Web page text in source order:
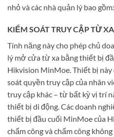
nhỏ và các nhà quản lý bao gồm:
KIỂM SOÁT TRUY CẬP TỪ
Tính năng này cho phép chủ
lý mở cửa từ xa bằng thiết bị
Hikvision MinMoe. Thiết bị
soát quyền truy cập của nhân
truy cập khác – từ bất kỳ vị trí
thiết bị di động. Các doanh
thiết bị đầu cuối MinMoe của
chấm công và chấm công